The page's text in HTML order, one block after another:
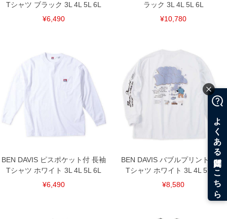
Tシャツ ブラック 3L 4L 5L 6L
¥6,490
ラック 3L 4L 5L 6L
¥10,780
BEN DAVIS ピスポケット付 長袖
Tシャツ ホワイト 3L 4L 5L 6L
¥6,490
BEN DAVIS バブルプリント 長袖
Tシャツ ホワイト 3L 4L 5L 6L
¥8,580